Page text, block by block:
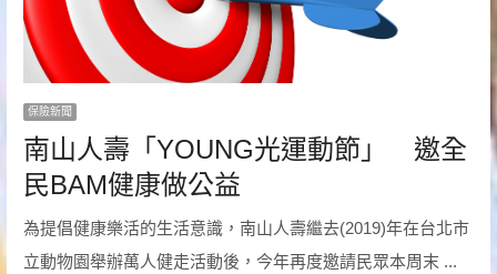
保險新聞
南山人壽「YOUNG光運動節」 邀全
民BAM健康做公益
為提倡健康樂活的生活意識，南山人壽繼去(2019)年在台北市
立動物園舉辦萬人健走活動後，今年再度邀請民眾本周末 ...